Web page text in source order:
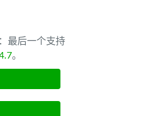
最后一个支持
。